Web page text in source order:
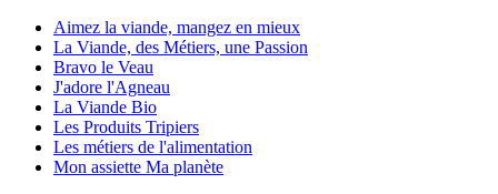
Aimez la viande, mangez en mieux
La Viande, des Métiers, une Passion
Bravo le Veau
J'adore l'Agneau
La Viande Bio
Les Produits Tripiers
Les métiers de l'alimentation
Mon assiette Ma planète